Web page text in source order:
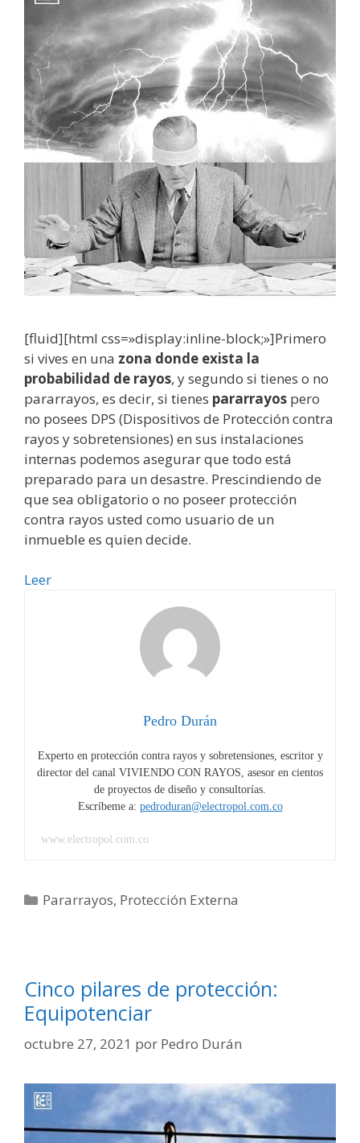
[fluid][html css=»display:inline-block;»]Primero
si vives en una zona donde exista la
probabilidad de rayos, y segundo si tienes o no
pararrayos, es decir, si tienes pararrayos pero
no posees DPS (Dispositivos de Protección contra
rayos y sobretensiones) en sus instalaciones
internas podemos asegurar que todo está
preparado para un desastre. Prescindiendo de
que sea obligatorio o no poseer protección
contra rayos usted como usuario de un
inmueble es quien decide.
LeerPararrayos.
Pedro Durán
Experto en protección contra rayos y sobretensiones, escritor y
director del canal VIVIENDO CON RAYOS, asesor en cientos
de proyectos de diseño y consultorías.
Escríbeme a: pedroduran@electropol.com.co
www.electropol.com.co
Categorías
Pararrayos, Protección Externa
Cinco pilares de protección:
Equipotenciar
octubre 27, 2021 por Pedro Durán